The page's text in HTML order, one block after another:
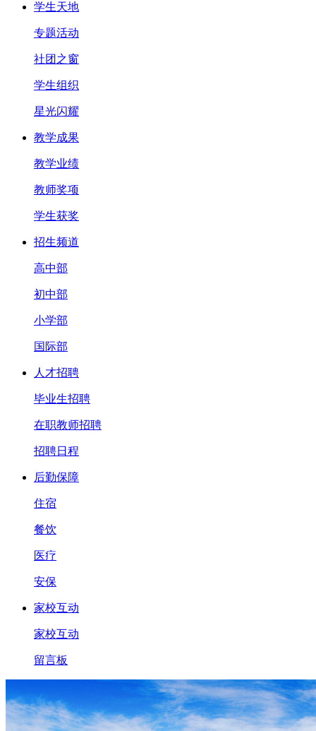
学生天地
专题活动
社团之窗
学生组织
星光闪耀
教学成果
教学业绩
教师奖项
学生获奖
招生频道
高中部
初中部
小学部
国际部
人才招聘
毕业生招聘
在职教师招聘
招聘日程
后勤保障
住宿
餐饮
医疗
安保
家校互动
家校互动
留言板